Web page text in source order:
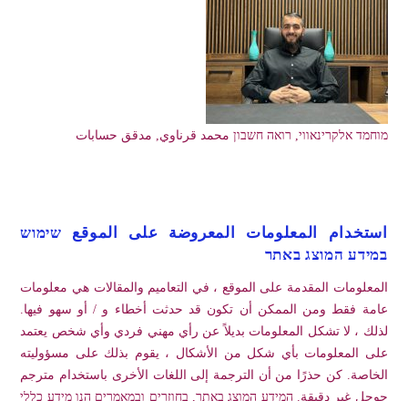
מוחמד אלקרינאווי, רואה חשבון محمد قرناوي, مدقق حسابات
استخدام المعلومات المعروضة على الموقع שימוש
במידע המוצג באתר
المعلومات المقدمة على الموقع ، في التعاميم والمقالات هي معلومات
عامة فقط ومن الممكن أن تكون قد حدثت أخطاء و / أو سهو فيها.
لذلك ، لا تشكل المعلومات بديلاً عن رأي مهني فردي وأي شخص يعتمد
على المعلومات بأي شكل من الأشكال ، يقوم بذلك على مسؤوليته
الخاصة. كن حذرًا من أن الترجمة إلى اللغات الأخرى باستخدام مترجم
جوجل غير دقيقة. המידע המוצג באתר, בחוזרים ובמאמרים הנו מידע כללי